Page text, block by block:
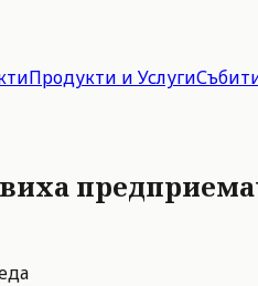
Продукти и Услуги